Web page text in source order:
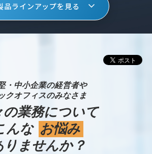
品ラインアップを見る
・中小企業の経営者や
クオフィスのみなさま
の業務について
んな お悩み
りませんか？